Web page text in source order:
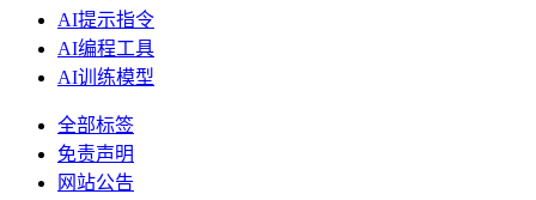
AI提示指令
AI编程工具
AI训练模型
全部标签
免责声明
网站公告